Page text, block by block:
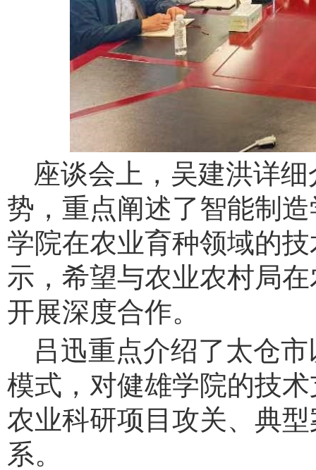
座谈会上，吴建洪详
势，重点阐述了智能制
学院在农业育种领域的
示，希望与农业农村局
开展深度合作。
吕迅重点介绍了太仓
模式，对健雄学院的技
农业科研项目攻关、典
系。